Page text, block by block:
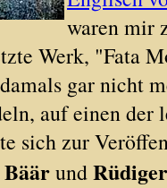
waren mir
Werk, "Fata
gar nicht
auf einen
sich zur
und